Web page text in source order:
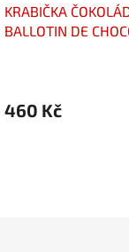
KRABIČKA
BALLOTIN DE
460 Kč